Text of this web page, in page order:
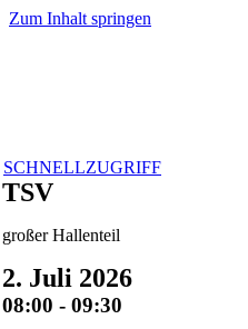
Zum Inhalt springen
SCHNELLZUGRIFF
TSV
großer Hallenteil
2. Juli 2026
08:00 - 09:30